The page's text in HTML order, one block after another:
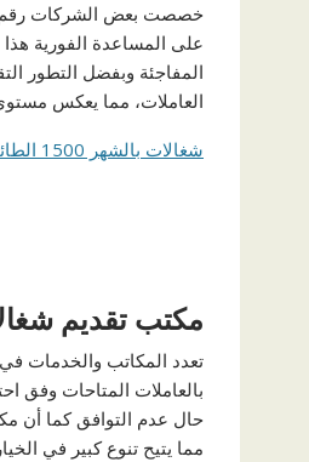
خصصت بعض الشركات رقم
على المساعدة الفورية
المفاجئة وبفضل التطور
العاملات، مما يعكس
شغالات بالشهر 1500 الطائف
مكتب تقديم
تعدد المكاتب والخدمات
بالعاملات المتاحات وفق
حال عدم التوافق كما أن
مما يتيح تنوع كبير في